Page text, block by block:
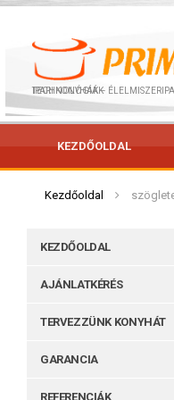
IPARI KONYHÁK – ÉLELMISZERIPARI TECHNOLÓGIÁK
KEZDŐOLDAL
Kezdőoldal
KEZDŐOLDAL
AJÁNLATKÉRÉS
TERVEZZÜNK KONYHÁT
GARANCIA
REFERENCIÁK